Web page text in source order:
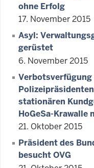
ohne Erfolg
17. November 2015
Asyl:
gerüstet
6. November 2015
Verbotsverfügung
stationären
HoGeSa-Krawalle
21. Oktober 2015
Präsident des
besucht OVG